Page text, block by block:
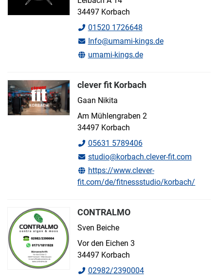
34497 Korbach
01520 1726648
Info@umami-kings.de
umami-kings.de
clever fit Korbach
Gaan Nikita
Am Mühlengraben 2
34497 Korbach
05631 5789406
studio@korbach.clever-fit.com
https://www.clever-
fit.com/de/fitnessstudio/korbach/
CONTRALMO
Sven Beiche
Vor den Eichen 3
34497 Korbach
02982/2390004